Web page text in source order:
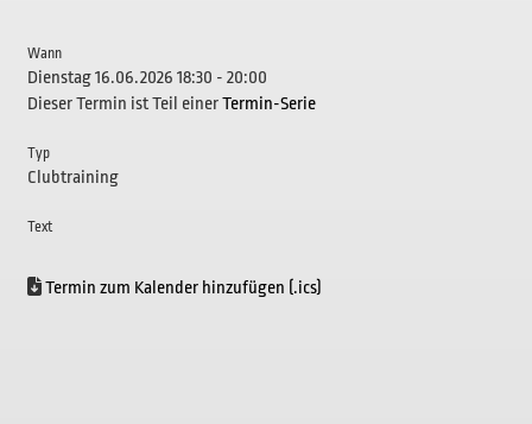
Wann
Dienstag 16.06.2026 18:30 - 20:00
Dieser Termin ist Teil einerTermin-Serie
Typ
Clubtraining
Text
Termin zum Kalender hinzufügen (.ics)